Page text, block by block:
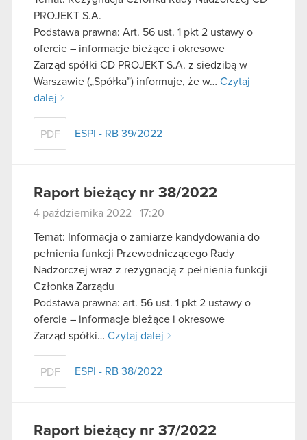
PROJEKT S.A.
Podstawa prawna: Art. 56 ust. 1 pkt 2 ustawy o
ofercie – informacje bieżące i okresowe
Zarząd spółki CD PROJEKT S.A. z siedzibą w
Warszawie („Spółka”) informuje, że w… Czytaj
dalej
PDF ESPI - RB 39/2022
Raport bieżący nr 38/2022
4 października 2022 17:20
Temat: Informacja o zamiarze kandydowania do
pełnienia funkcji Przewodniczącego Rady
Nadzorczej wraz z rezygnacją z pełnienia funkcji
Członka Zarządu
Podstawa prawna: art. 56 ust. 1 pkt 2 ustawy o
ofercie – informacje bieżące i okresowe
Zarząd spółki… Czytaj dalej
PDF ESPI - RB 38/2022
Raport bieżący nr 37/2022